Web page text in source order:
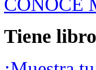
CONOCE
Tiene